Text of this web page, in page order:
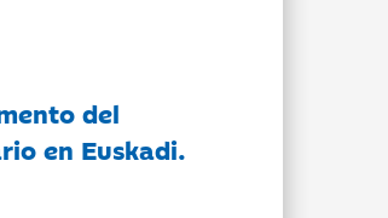
del
en Euskadi.